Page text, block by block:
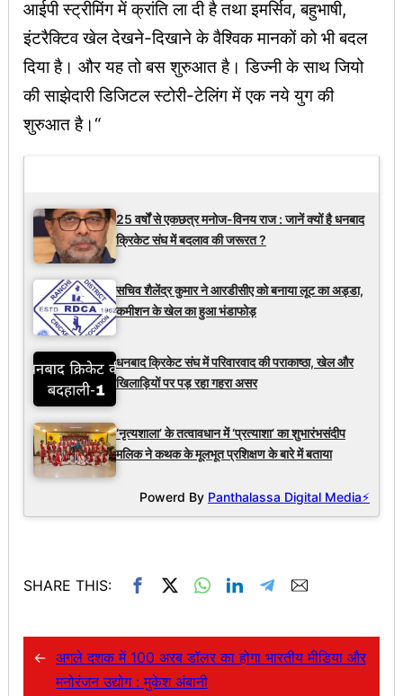
आईपी स्ट्रीमिंग में क्रांति ला दी है तथा इमर्सिव, बहुभाषी,
इंटरैक्टिव खेल देखने-दिखाने के वैश्विक मानकों को भी बदल
दिया है। और यह तो बस शुरुआत है। डिज्नी के साथ जियो
की साझेदारी डिजिटल स्टोरी-टेलिंग में एक नये युग की
शुरुआत है।“
25 वर्षों से एकछत्र मनोज-विनय राज : जानें क्यों है धनबाद
क्रिकेट संघ में बदलाव की जरूरत ?
सचिव शैलेंद्र कुमार ने आरडीसीए को बनाया लूट का अड्डा,
कमीशन के खेल का हुआ भंडाफोड़
धनबाद क्रिकेट संघ में परिवारवाद की पराकाष्ठा, खेल और
खिलाड़ियों पर पड़ रहा गहरा असर
‘नृत्यशाला’ के तत्वावधान में ‘प्रत्याशा’ का शुभारंभसंदीप
मलिक ने कथक के मूलभूत प्रशिक्षण के बारे में बताया
Powerd By Panthalassa Digital Media⚡
SHARE THIS:
← अगले दशक में 100 अरब डॉलर का होगा भारतीय मीडिया और
मनोरंजन उद्योग : मुकेश अंबानी